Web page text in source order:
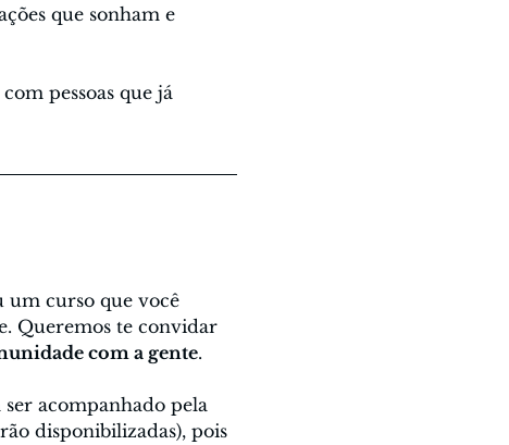
que sonham e
pessoas que já
um curso que você
Queremos te convidar
com a gente.
acompanhado pela
disponibilizadas), pois